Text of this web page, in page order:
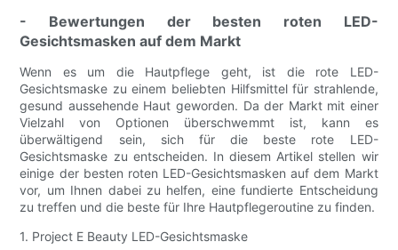
- Bewertungen der besten roten LED-
Gesichtsmasken auf dem Markt
Wenn es um die Hautpflege geht, ist die rote LED-
Gesichtsmaske zu einem beliebten Hilfsmittel für strahlende,
gesund aussehende Haut geworden. Da der Markt mit einer
Vielzahl von Optionen überschwemmt ist, kann es
überwältigend sein, sich für die beste rote LED-
Gesichtsmaske zu entscheiden. In diesem Artikel stellen wir
einige der besten roten LED-Gesichtsmasken auf dem Markt
vor, um Ihnen dabei zu helfen, eine fundierte Entscheidung
zu treffen und die beste für Ihre Hautpflegeroutine zu finden.
1. Project E Beauty LED-Gesichtsmaske